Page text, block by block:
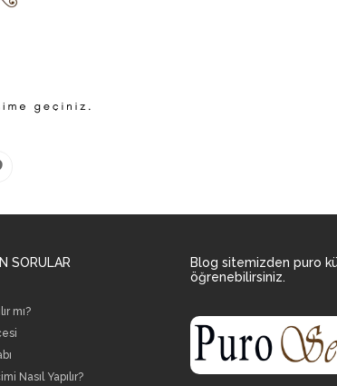
SORULAR
mı?
Nasıl Yapılır?
Blog sitemizden puro
öğrenebilirsiniz.